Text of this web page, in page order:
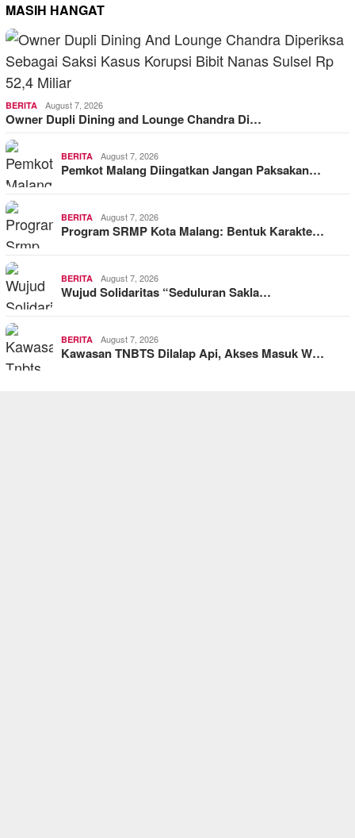
MASIH HANGAT
BERITA August 7, 2026
Owner Dupli Dining and Lounge Chandra Di…
BERITA August 7, 2026
Pemkot Malang Diingatkan Jangan Paksakan…
BERITA August 7, 2026
Program SRMP Kota Malang: Bentuk Karakte…
BERITA August 7, 2026
Wujud Solidaritas “Seduluran Sakla…
BERITA August 7, 2026
Kawasan TNBTS Dilalap Api, Akses Masuk W…